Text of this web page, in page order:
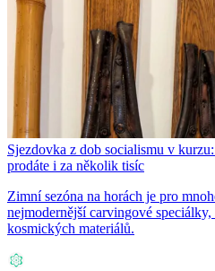
Sjezdovka z dob socialismu v
prodáte i za několik tisíc
Zimní sezóna na horách je pro
nejmodernější carvingové
kosmických materiálů.